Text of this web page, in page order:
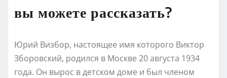
вы можете рассказать?
Юрий Визбор, настоящее имя которого Виктор
Зборовский, родился в Москве 20 августа 1934
года. Он вырос в детском доме и был членом